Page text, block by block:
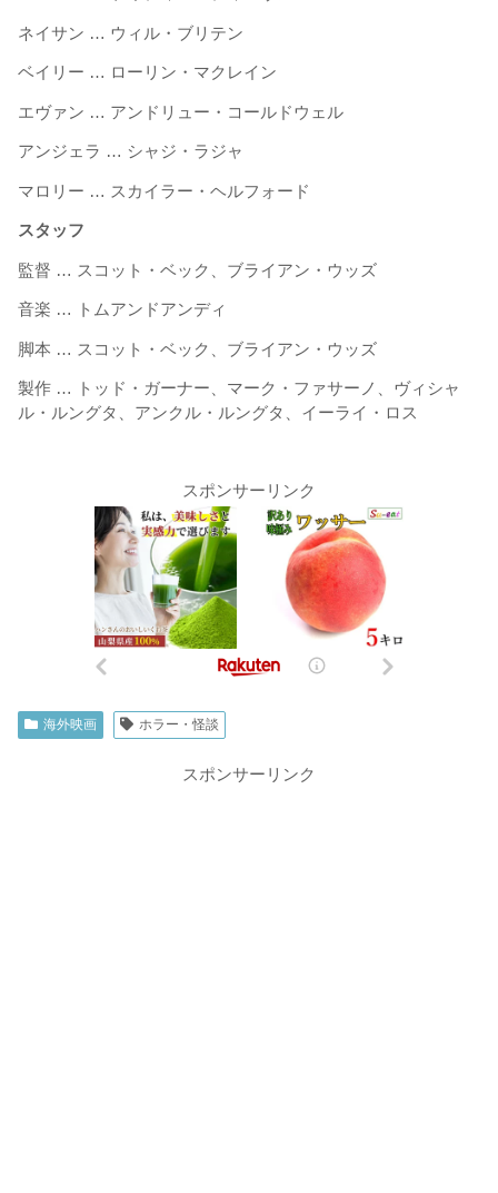
ネイサン … ウィル・ブリテン
ベイリー … ローリン・マクレイン
エヴァン … アンドリュー・コールドウェル
アンジェラ … シャジ・ラジャ
マロリー … スカイラー・ヘルフォード
スタッフ
監督 … スコット・ベック、ブライアン・ウッズ
音楽 … トムアンドアンディ
脚本 … スコット・ベック、ブライアン・ウッズ
製作 … トッド・ガーナー、マーク・ファサーノ、ヴィシャ
ル・ルングタ、アンクル・ルングタ、イーライ・ロス
スポンサーリンク
海外映画 ホラー・怪談
スポンサーリンク